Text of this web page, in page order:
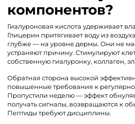
компонентов?
Гиалуроновая кислота удерживает
Глицерин притягивает воду из
глубже — на уровне дермы. Они не
устраняют причину. Стимулируют
собственную гиалуронку, коллаген,
Обратная сторона высокой
повышенные требования к
Пропустили неделю — эффект
получать сигналы, возвращаются к
Пептиды требуют дисциплины.